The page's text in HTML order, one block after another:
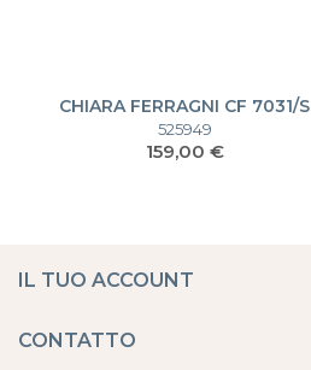
CHIARA FERRAGNI CF 7031/S
525949
Prezzo
159,00 €
IL TUO ACCOUNT
CONTATTO